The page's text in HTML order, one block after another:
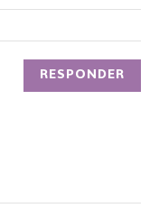
RESPONDER